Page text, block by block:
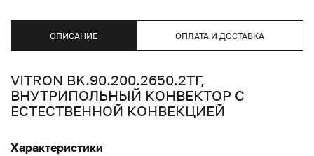
ОПИСАНИЕ ОПЛАТА И ДОСТАВКА
VITRON BK.90.200.2650.2ТГ,
ВНУТРИПОЛЬНЫЙ КОНВЕКТОР С
ЕСТЕСТВЕННОЙ КОНВЕКЦИЕЙ
Характеристики